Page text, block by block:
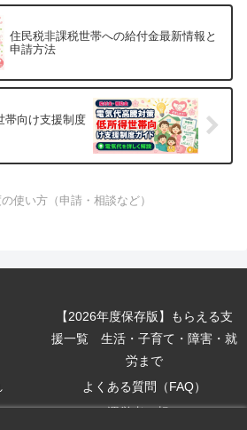
住民税非課税世帯への給付金最新情報と
申請方法
帯向け支援制度
使い方（申請・相談など）
【2026年度保存版】もらえる支
援一覧 生活・子育て・障害・就
労まで
よくある質問（FAQ）
運営者の想い